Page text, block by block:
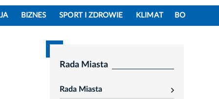
BIZNES SPORT I ZDROWIE KLIMAT BO
Rada Miasta
Rada Miasta
rozwiń